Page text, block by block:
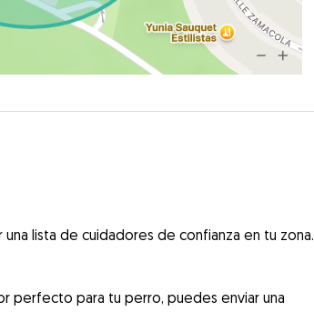
lista de cuidadores de confianza en tu zona.
perfecto para tu perro, puedes enviar una